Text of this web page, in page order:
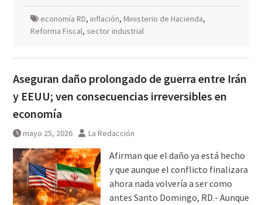
economía RD, inflación, Ministerio de Hacienda,
Reforma Fiscal, sector industrial
Aseguran daño prolongado de guerra entre Irán
y EEUU; ven consecuencias irreversibles en
economía
mayo 25, 2026 La Redacción
Afirman que el daño ya está hecho
y que aunque el conflicto finalizara
ahora nada volvería a ser como
antes Santo Domingo, RD.- Aunque